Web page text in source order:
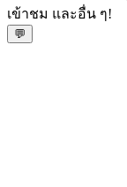
เข้าชม และอื่น ๆ!
💬